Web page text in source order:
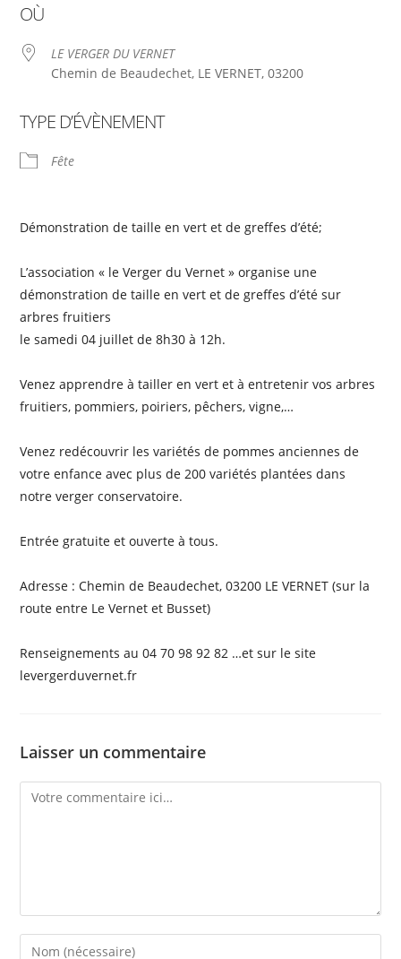
OÙ
LE VERGER DU VERNET
Chemin de Beaudechet, LE VERNET, 03200
TYPE D’ÉVÈNEMENT
Fête
Démonstration de taille en vert et de greffes d’été;
L’association « le Verger du Vernet » organise une
démonstration de taille en vert et de greffes d’été sur
arbres fruitiers
le samedi 04 juillet de 8h30 à 12h.
Venez apprendre à tailler en vert et à entretenir vos arbres
fruitiers, pommiers, poiriers, pêchers, vigne,…
Venez redécouvrir les variétés de pommes anciennes de
votre enfance avec plus de 200 variétés plantées dans
notre verger conservatoire.
Entrée gratuite et ouverte à tous.
Adresse : Chemin de Beaudechet, 03200 LE VERNET (sur la
route entre Le Vernet et Busset)
Renseignements au 04 70 98 92 82 …et sur le site
levergerduvernet.fr
Laisser un commentaire